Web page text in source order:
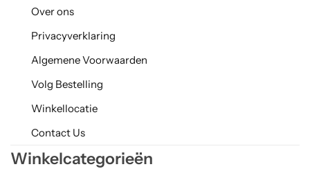
Over ons
Privacyverklaring
Algemene Voorwaarden
Volg Bestelling
Winkellocatie
Contact Us
Winkelcategorieën